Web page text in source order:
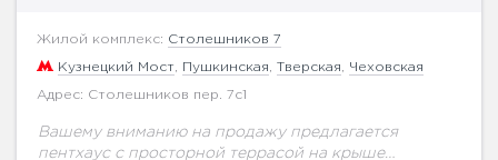
Жилой комплекс: Столешников 7
Кузнецкий Мост Пушкинская Тверская Чеховская
Адрес: Столешников пер. 7с1
Вашему вниманию на продажу предлагается
пентхаус с просторной террасой на крыше